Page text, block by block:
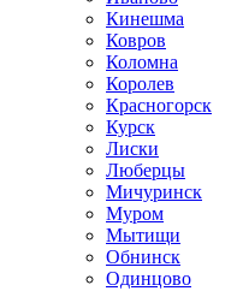
Кинешма
Ковров
Коломна
Королев
Красногорск
Курск
Лиски
Люберцы
Мичуринск
Муром
Мытищи
Обнинск
Одинцово